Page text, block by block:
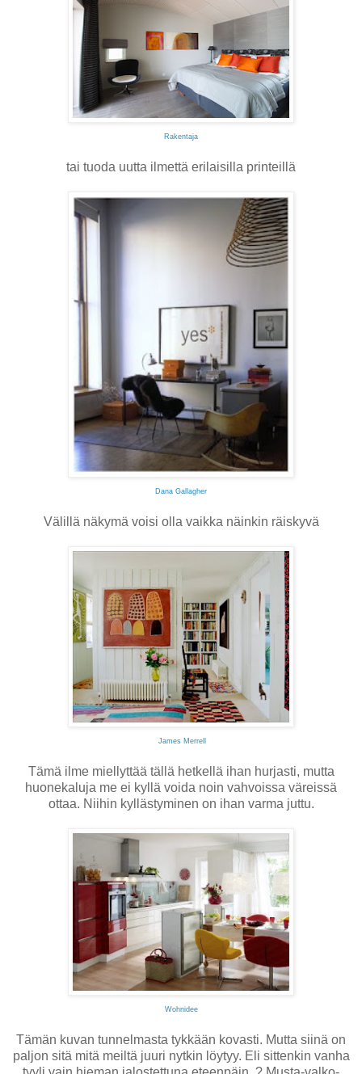
Rakentaja
tai tuoda uutta ilmettä erilaisilla printeillä
Dana Gallagher
Välillä näkymä voisi olla vaikka näinkin räiskyvä
James Merrell
Tämä ilme miellyttää tällä hetkellä ihan hurjasti, mutta
huonekaluja me ei kyllä voida noin vahvoissa väreissä
ottaa. Niihin kyllästyminen on ihan varma juttu.
Wohnidee
Tämän kuvan tunnelmasta tykkään kovasti. Mutta siinä on
paljon sitä mitä meiltä juuri nytkin löytyy. Eli sittenkin vanha